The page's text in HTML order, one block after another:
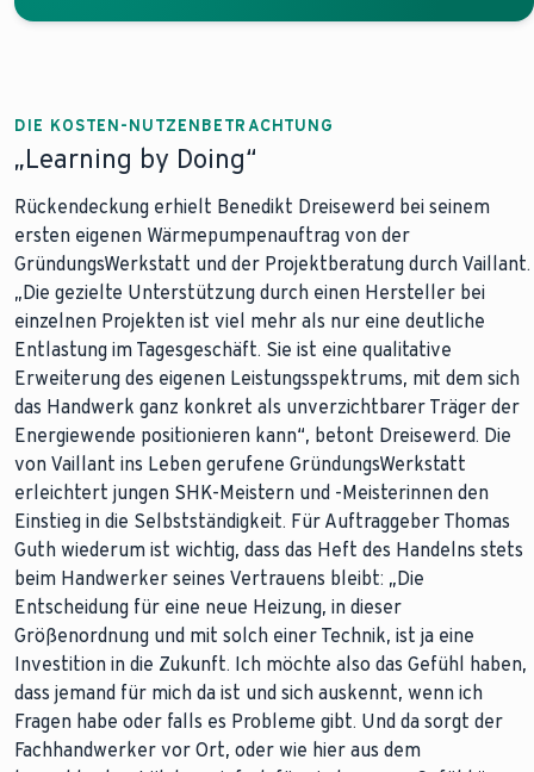
DIE KOSTEN-NUTZENBETRACHTUNG
„Learning by Doing“
Rückendeckung erhielt Benedikt Dreisewerd bei seinem
ersten eigenen Wärmepumpenauftrag von der
GründungsWerkstatt und der Projektberatung durch Vaillant.
„Die gezielte Unterstützung durch einen Hersteller bei
einzelnen Projekten ist viel mehr als nur eine deutliche
Entlastung im Tagesgeschäft. Sie ist eine qualitative
Erweiterung des eigenen Leistungsspektrums, mit dem sich
das Handwerk ganz konkret als unverzichtbarer Träger der
Energiewende positionieren kann“, betont Dreisewerd. Die
von Vaillant ins Leben gerufene GründungsWerkstatt
erleichtert jungen SHK-Meistern und -Meisterinnen den
Einstieg in die Selbstständigkeit. Für Auftraggeber Thomas
Guth wiederum ist wichtig, dass das Heft des Handelns stets
beim Handwerker seines Vertrauens bleibt: „Die
Entscheidung für eine neue Heizung, in dieser
Größenordnung und mit solch einer Technik, ist ja eine
Investition in die Zukunft. Ich möchte also das Gefühl haben,
dass jemand für mich da ist und sich auskennt, wenn ich
Fragen habe oder falls es Probleme gibt. Und da sorgt der
Fachhandwerker vor Ort, oder wie hier aus dem